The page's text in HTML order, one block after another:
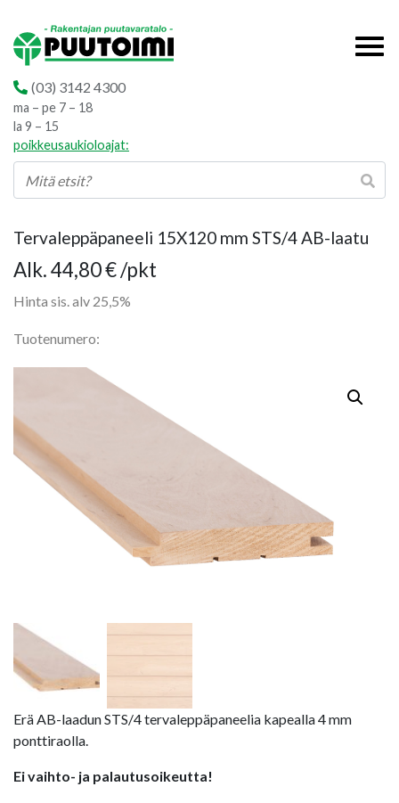
(03) 3142 4300
ma – pe 7 – 18
la 9 – 15
poikkeusaukioloajat:
Tervaleppäpaneeli 15X120 mm STS/4 AB-laatu
Alk.44,80€Hintaluokka:
44,80 €
/pkt
Hinta sis. alv 25,5%
Tuotenumero:
Erä AB-laadun STS/4 tervaleppäpaneelia kapealla 4 mm
ponttiraolla.
Ei vaihto- ja palautusoikeutta!